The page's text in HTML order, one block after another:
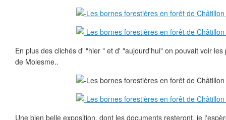
En plus des clichés d' "hier " et d' "aujourd'hui" on pouvait voir
de Molesme..
Une bien belle exposition, dont les documents resteront, je